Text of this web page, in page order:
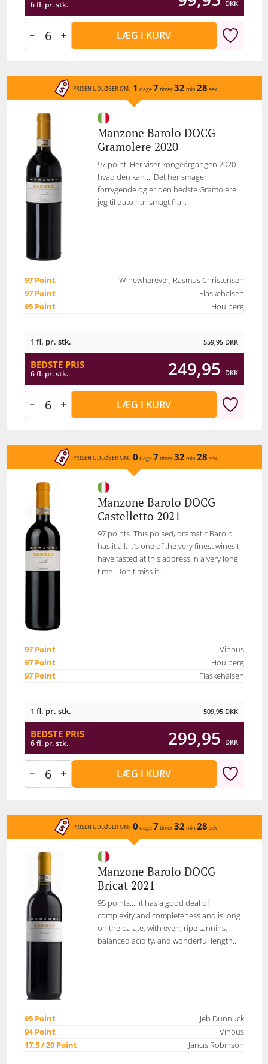
6 fl. pr. stk. DKK
LÆG I KURV
PRISEN UDLØBER OM: 1 dage7 timer32 min 28 sek
Manzone Barolo DOCG
Gramolere 2020
97 point. Her viser kongeårgangen 2020
hvad den kan ... Det her smager
forrygende og er den bedste Gramolere
jeg til dato har smagt fra...
97 Point
Winewherever, Rasmus Christensen
97 Point
Flaskehalsen
95 Point
Houlberg
1 fl. pr. stk. 559,95 DKK
BEDSTE PRIS
6 fl. pr. stk. 249,95 DKK
LÆG I KURV
PRISEN UDLØBER OM: 0 dage7 timer32 min 28 sek
Manzone Barolo DOCG
Castelletto 2021
97 points. This poised, dramatic Barolo
has it all. It's one of the very finest wines I
have tasted at this address in a very long
time. Don't miss it...
97 Point
Vinous
97 Point
Houlberg
97 Point
Flaskehalsen
1 fl. pr. stk. 509,95 DKK
BEDSTE PRIS
6 fl. pr. stk. 299,95 DKK
LÆG I KURV
PRISEN UDLØBER OM: 0 dage7 timer32 min 28 sek
Manzone Barolo DOCG
Bricat 2021
95 points.... it has a good deal of
complexity and completeness and is long
on the palate, with even, ripe tannins,
balanced acidity, and wonderful length...
95 Point
Jeb Dunnuck
94 Point
Vinous
17,5 / 20 Point
Jancis Robinson